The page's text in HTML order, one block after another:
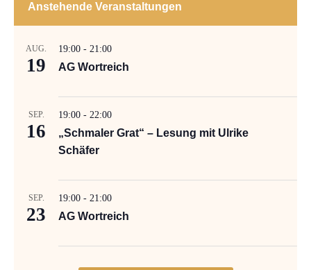
Anstehende Veranstaltungen
AUG.
19
19:00 - 21:00
AG Wortreich
SEP.
16
19:00 - 22:00
„Schmaler Grat“ – Lesung mit Ulrike
Schäfer
SEP.
23
19:00 - 21:00
AG Wortreich